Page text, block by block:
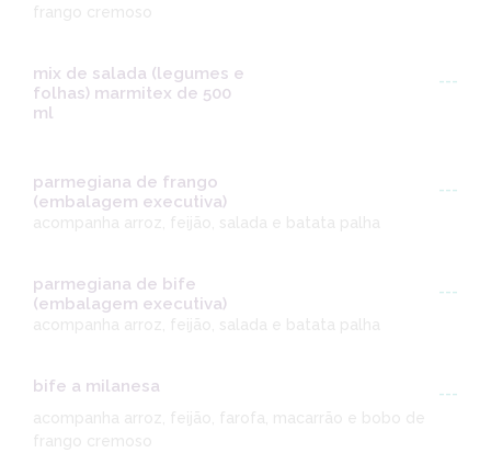
frango cremoso
mix de salada (legumes e
folhas) marmitex de 500
ml
---
parmegiana de frango
(embalagem executiva)
---
acompanha arroz, feijão, salada e batata palha
parmegiana de bife
(embalagem executiva)
---
acompanha arroz, feijão, salada e batata palha
bife a milanesa
---
acompanha arroz, feijão, farofa, macarrão e bobo de
frango cremoso